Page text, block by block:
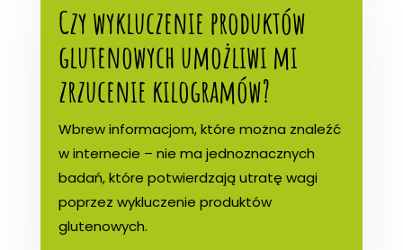
Czy wykluczenie produktów
glutenowych umożliwi mi
zrzucenie kilogramów?
Wbrew informacjom, które można znaleźć
w internecie – nie ma jednoznacznych
badań, które potwierdzają utratę wagi
poprzez wykluczenie produktów
glutenowych.